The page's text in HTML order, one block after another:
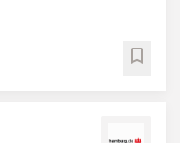
und
bookmark